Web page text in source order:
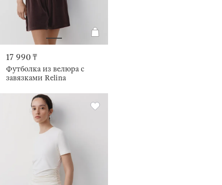
17 990 ₸
Футболка из велюра с
завязками Relina